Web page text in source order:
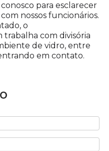
para esclarecer
nossos funcionários.
o
com divisória
de vidro, entre
em contato.